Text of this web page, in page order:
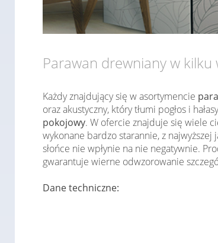
Parawan drewniany w
Każdy znajdujący się w asortymencie
oraz akustyczny, który tłumi pogłos i
pokojowy. W ofercie znajduje się wiele
wykonane bardzo starannie, z
słońce nie wpłynie na nie negatywnie.
gwarantuje wierne odwzorowanie
Dane techniczne: